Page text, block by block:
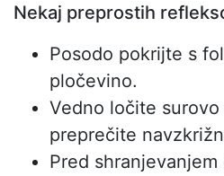
Nekaj preprostih
Posodo pokrijte s
pločevino.
Vedno ločite
preprečite
Pred